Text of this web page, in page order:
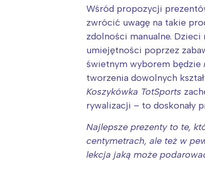
Wśród propozycji
zwrócić uwagę na takie
zdolności manualne.
umiejętności poprzez
świetnym wyborem będzie
tworzenia dowolnych
Koszykówka TotSports
rywalizacji – to doskonały
Najlepsze prezenty to te,
centymetrach, ale też w
lekcja jaką może